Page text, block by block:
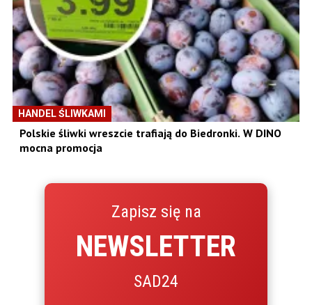
HANDEL ŚLIWKAMI
Polskie śliwki wreszcie trafiają do Biedronki. W DINO
mocna promocja
Zapisz się na
NEWSLETTER
SAD24